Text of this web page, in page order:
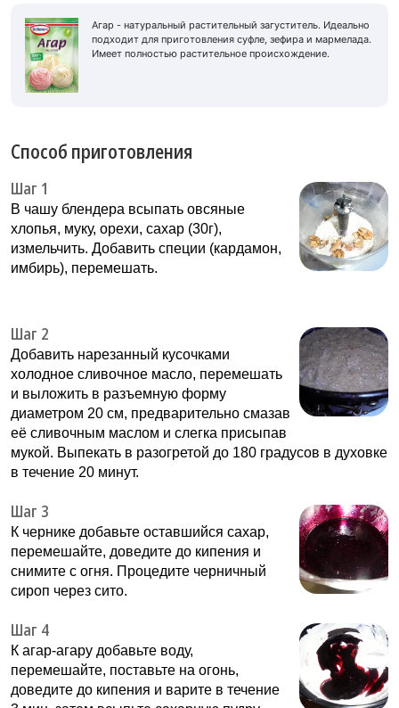
Агар - натуральный растительный загуститель. Идеально
подходит для приготовления суфле, зефира и мармелада.
Имеет полностью растительное происхождение.
Способ приготовления
Шаг 1
В чашу блендера всыпать овсяные
хлопья, муку, орехи, сахар (30г),
измельчить. Добавить специи (кардамон,
имбирь), перемешать.
Шаг 2
Добавить нарезанный кусочками
холодное сливочное масло, перемешать
и выложить в разъемную форму
диаметром 20 см, предварительно смазав
её сливочным маслом и слегка присыпав
мукой. Выпекать в разогретой до 180 градусов в духовке
в течение 20 минут.
Шаг 3
К чернике добавьте оставшийся сахар,
перемешайте, доведите до кипения и
снимите с огня. Процедите черничный
сироп через сито.
Шаг 4
К агар-агару добавьте воду,
перемешайте, поставьте на огонь,
доведите до кипения и варите в течение